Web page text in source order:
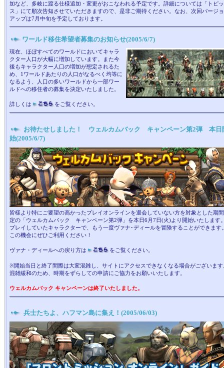
加など、多岐に渡る仕様追加・変更がおこなわれる予定です。詳細については「トピ
ス」にて順次告知させていただきますので、是非ご期待ください。なお、次回バージ
アップは7月中旬を予定しております。
ワールド移住希望者募集のお知らせ(2005/6/7)
現在、ほぼすべてのワールドにおいてキャラ
クター人口が大幅に増加しています。また今
後もキャラクター人口の増加が想定されるた
め、1ワールドあたりの人口がなるべく均等に
なるよう、人口の多いワールドから一部ワー
ルドへの移住者の募集を決定いたしました。
詳しくは をご覧ください。
お待たせしました！ ウェルカムバック キャンペーン第2弾 本日
始(2005/6/7)
皆様より特にご要望の高かったプレイオンラインを退会していない方を対象とした期
定の「ウェルカムバック キャンペーン第2弾」を本日6月7日(火)より開始いたします
プレイしていたキャラクターで、もう一度ヴァナ･ディールを冒険することができます
この機会にぜひご利用ください！
ヴァナ・ディールへの戻り方は をご覧ください。
※開始当日と終了間際は大変混雑し、サイトにアクセスできなくなる場合がございます
混雑緩和のため、時期をずらしての申請にご協力をお願いいたします。
ウェルカムバック キャンペーンは終了いたしました。
兵士たちよ、ハフマン島に集え！(2005/06/03)